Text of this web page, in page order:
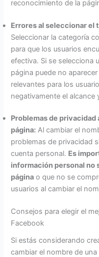
reconocimiento de la
Errores al seleccionar el
Seleccionar la categoría
para que los usuarios
efectiva. Si se selecciona
página puede no
relevantes para los
negativamente el alcance
Problemas de privacidad
página: Al cambiar el
problemas de privacidad
cuenta personal. Es
información personal no
página o que no se
usuarios al cambiar el
Consejos para elegir el
Facebook
Si estás considerando
cambiar el nombre de